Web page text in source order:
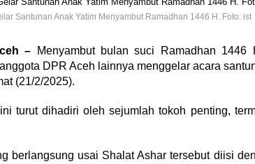
Santunan Anak Yatim Menyambut Ramadhan 1446 H. Foto: ist
– Menyambut bulan suci Ramadhan
DPR Aceh lainnya menggelar acara
(21/2/2025).
turut dihadiri oleh sejumlah tokoh penting,
berlangsung usai Shalat Ashar tersebut diisi